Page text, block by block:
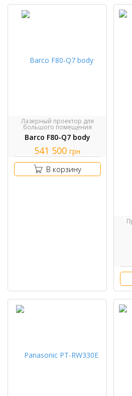
Лазерный проектор для
большого помещения
Barco F80-Q7 body
541 500 грн
В корзину